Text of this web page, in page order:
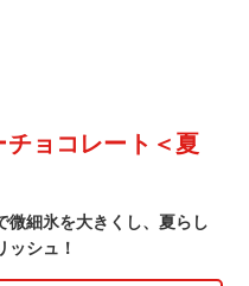
ョコレート＜夏
微細氷を大きくし、夏らし
ッシュ！